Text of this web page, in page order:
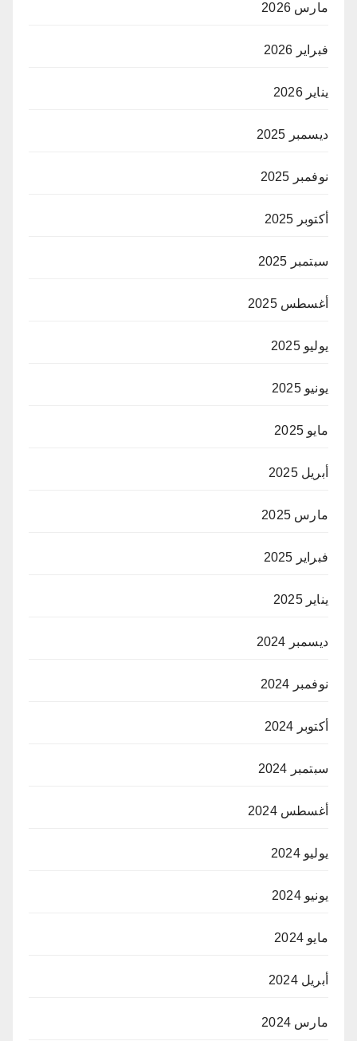
مارس 2026
فبراير 2026
يناير 2026
ديسمبر 2025
نوفمبر 2025
أكتوبر 2025
سبتمبر 2025
أغسطس 2025
يوليو 2025
يونيو 2025
مايو 2025
أبريل 2025
مارس 2025
فبراير 2025
يناير 2025
ديسمبر 2024
نوفمبر 2024
أكتوبر 2024
سبتمبر 2024
أغسطس 2024
يوليو 2024
يونيو 2024
مايو 2024
أبريل 2024
مارس 2024